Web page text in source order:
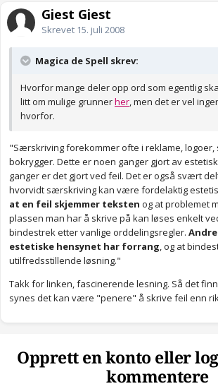
Gjest Gjest
Skrevet 15. juli 2008
Magica de Spell skrev:
Hvorfor mange deler opp ord som egentlig
litt om mulige grunnerher, men det er vel
hvorfor.
"Særskriving forekommer ofte i reklame, logoer,
bokrygger. Dette er noen ganger gjort av
ganger er det gjort ved feil. Det er også svært
hvorvidt særskriving kan være fordelaktig
at en feil skjemmer teksten og at problemet
plassen man har å skrive på kan løses enkelt
bindestrek etter vanlige orddelingsregler.
estetiske hensynet har forrang, og at
utilfredsstillende løsning."
Takk for linken, fascinerende lesning. Så det
synes det kan være "penere" å skrive feil enn
Opprett en konto eller
kommentere